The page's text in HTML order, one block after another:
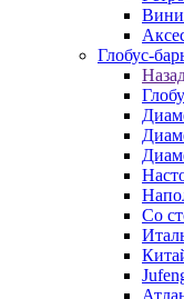
Глобус-
Со